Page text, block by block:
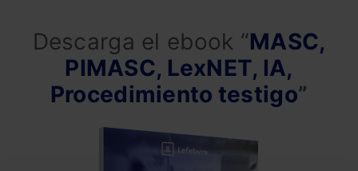
Descarga el ebook “MASC,
PIMASC, LexNET, IA,
Procedimiento testigo”